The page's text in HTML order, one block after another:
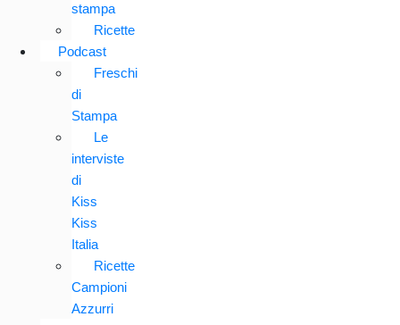
stampa
Ricette
Podcast
Freschi
di
Stampa
Le
interviste
di
Kiss
Kiss
Italia
Ricette
Campioni
Azzurri